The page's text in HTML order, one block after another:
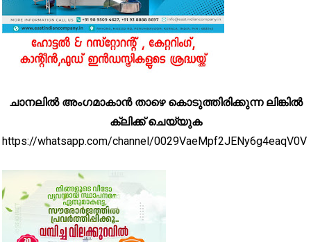
ചാനലിൽ അംഗമാകാൻ താഴെ കൊടുത്തിരിക്കുന്ന ലിങ്കിൽ
ക്ലിക്ക് ചെയ്യുക
https://whatsapp.com/channel/0029VaeMpf2JENy6g4eaqV0V